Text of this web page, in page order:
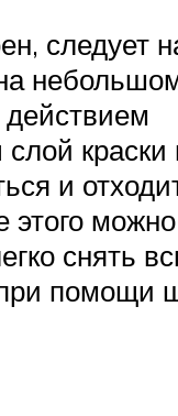
следует
краски
и
снять
помощи